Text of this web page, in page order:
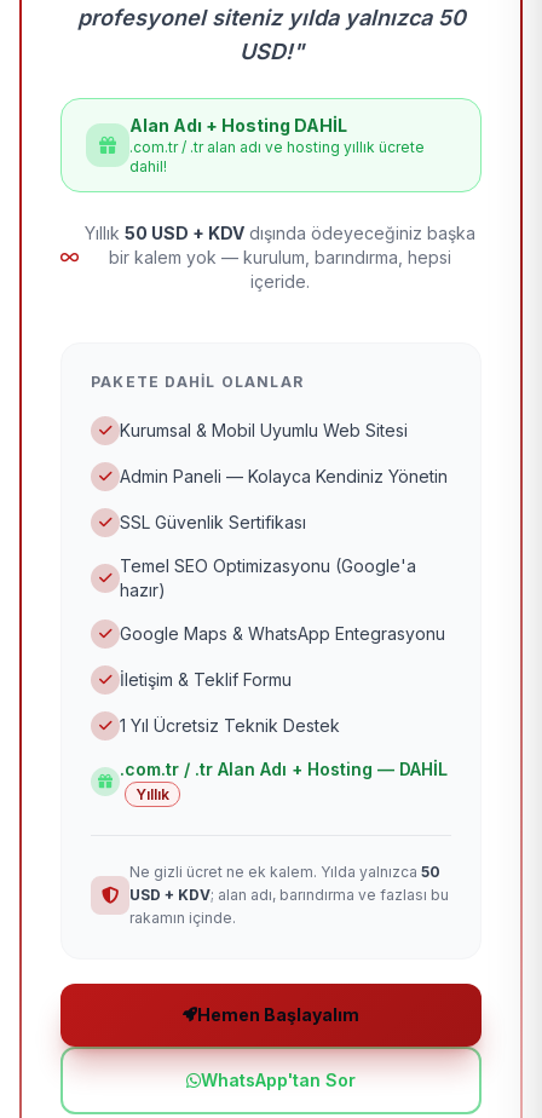
profesyonel siteniz yılda yalnızca 50
USD!"
Alan Adı + Hosting DAHİL
.com.tr / .tr alan adı ve hosting yıllık ücrete
dahil!
Yıllık 50 USD + KDV dışında ödeyeceğiniz başka
bir kalem yok — kurulum, barındırma, hepsi
içeride.
PAKETE DAHIL OLANLAR
Kurumsal & Mobil Uyumlu Web Sitesi
Admin Paneli — Kolayca Kendiniz Yönetin
SSL Güvenlik Sertifikası
Temel SEO Optimizasyonu (Google'a
hazır)
Google Maps & WhatsApp Entegrasyonu
İletişim & Teklif Formu
1 Yıl Ücretsiz Teknik Destek
.com.tr / .tr Alan Adı + Hosting — DAHİL
Yıllık
Ne gizli ücret ne ek kalem. Yılda yalnızca 50
USD + KDV; alan adı, barındırma ve fazlası bu
rakamın içinde.
Hemen Başlayalım
WhatsApp'tan Sor